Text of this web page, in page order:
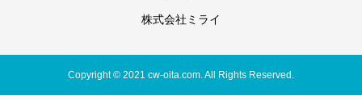
株式会社ミライ
Copyright © 2021 cw-oita.com. All Rights Reserved.